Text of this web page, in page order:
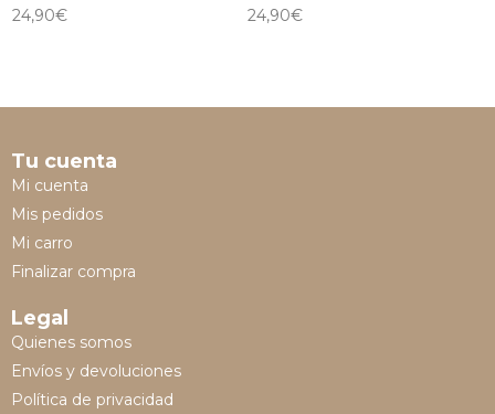
24,90€
24,90€
Tu cuenta
Mi cuenta
Mis pedidos
Mi carro
Finalizar compra
Legal
Quienes somos
Envíos y devoluciones
Política de privacidad